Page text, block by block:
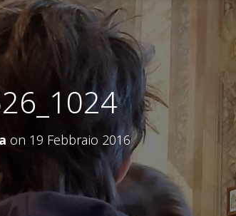
on 19 Febbraio 2016